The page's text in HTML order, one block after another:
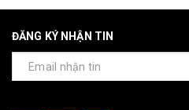
ĐĂNG KÝ NHẬN TIN